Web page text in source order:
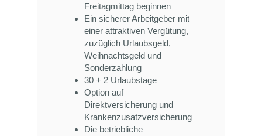
Freitagmittag beginnen
Ein sicherer Arbeitgeber mit
einer attraktiven Vergütung,
zuzüglich Urlaubsgeld,
Weihnachtsgeld und
Sonderzahlung
30 + 2 Urlaubstage
Option auf
Direktversicherung und
Krankenzusatzversicherung
Die betriebliche